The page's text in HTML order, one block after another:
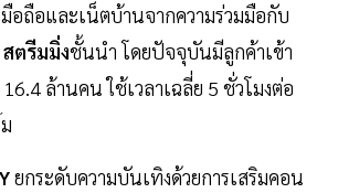
อถือและเน็ตบ้านจากความร่วมมือกับ
สตรีมมิ่งชั้นนำ โดยปัจจุบันมีลูกค้าเข้า
ล้านคน ใช้เวลาเฉลี่ย 5 ชั่วโมงต่อ
ยกระดับความบันเทิงด้วยการเสริมคอน